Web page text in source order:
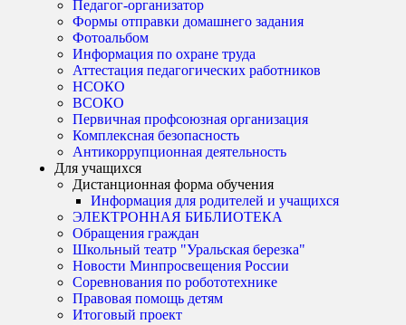
Педагог-организатор
Формы отправки домашнего задания
Фотоальбом
Информация по охране труда
Аттестация педагогических работников
НСОКО
ВСОКО
Первичная профсоюзная организация
Комплексная безопасность
Антикоррупционная деятельность
Для учащихся
Дистанционная форма обучения
Информация для родителей и учащихся
ЭЛЕКТРОННАЯ БИБЛИОТЕКА
Обращения граждан
Школьный театр "Уральская березка"
Новости Минпросвещения России
Соревнования по робототехнике
Правовая помощь детям
Итоговый проект